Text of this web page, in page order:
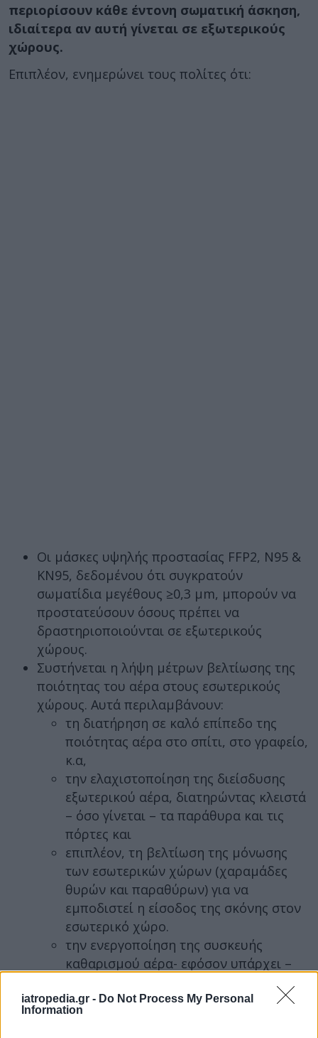
iatropedia.gr - Do Not Process My Personal
Information
περιορίσουν κάθε έντονη σωματική άσκηση,
ιδιαίτερα αν αυτή γίνεται σε εξωτερικούς
χώρους.
Επιπλέον, ενημερώνει τους πολίτες ότι:
Οι μάσκες υψηλής προστασίας FFP2, Ν95 &
KN95, δεδομένου ότι συγκρατούν
σωματίδια μεγέθους ≥0,3 μm, μπορούν να
προστατεύσουν όσους πρέπει να
δραστηριοποιούνται σε εξωτερικούς
χώρους.
Συστήνεται η λήψη μέτρων βελτίωσης της
ποιότητας του αέρα στους εσωτερικούς
χώρους. Αυτά περιλαμβάνουν:
τη διατήρηση σε καλό επίπεδο της
ποιότητας αέρα στο σπίτι, στο γραφείο,
κ.α,
την ελαχιστοποίηση της διείσδυσης
εξωτερικού αέρα, διατηρώντας κλειστά
– όσο γίνεται – τα παράθυρα και τις
πόρτες και
επιπλέον, τη βελτίωση της μόνωσης
των εσωτερικών χώρων (χαραμάδες
θυρών και παραθύρων) για να
εμποδιστεί η είσοδος της σκόνης στον
εσωτερικό χώρο.
την ενεργοποίηση της συσκευής
καθαρισμού αέρα- εφόσον υπάρχει –
τον καθαρισμό με υγρό πανί
επιφανειών επαφής, όπως τραπέζια και